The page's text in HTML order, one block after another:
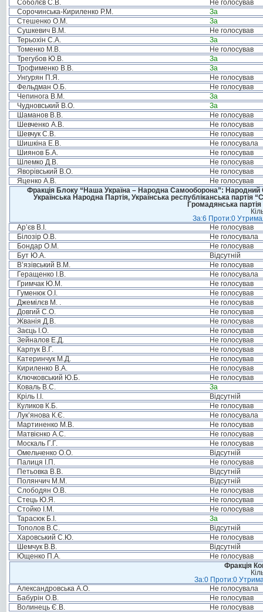
Соболєв С.В.
Не голосував
Сорочинська-Кириленко Р.М.
За
Стешенко О.М.
За
Сушкевич В.М.
Не голосував
Терьохін С.А.
За
Томенко М.В.
Не голосував
Трегубов Ю.В.
За
Трофименко В.В.
За
Унгурян П.Я.
Не голосував
Фельдман О.Б.
Не голосував
Чепинога В.М.
За
Чудновський В.О.
За
Шаманов В.В.
Не голосував
Шевченко А.В.
Не голосував
Шевчук С.В.
Не голосував
Шишкіна Е.В.
Не голосувала
Шиянов Б.А.
Не голосував
Шлемко Д.В.
Не голосував
Яворівський В.О.
Не голосував
Яценко А.В.
Не голосував
Фракція Блоку “Наша Україна – Народна Самооборона”: Народний
Українська Народна Партія, Українська республіканська
Громадянська
За:6 Проти:0
Ар’єв В.І.
Не голосував
Білозір О.В.
Не голосувала
Бондар О.М.
Не голосував
Бут Ю.А.
Відсутній
В’язівський В.М.
Не голосував
Геращенко І.В.
Не голосувала
Гримчак Ю.М.
Не голосував
Гуменюк О.І.
Не голосував
Джемілєв М. .
Не голосував
Довгий С.О.
Не голосував
Жванія Д.В.
Не голосував
Заєць І.О.
Не голосував
Зейналов Е.Д.
Не голосував
Карпук В.Г.
Не голосував
Катеринчук М.Д.
Не голосував
Кириленко В.А.
Не голосував
Ключковський Ю.Б.
Не голосував
Коваль В.С.
За
Кріль І.І.
Відсутній
Куликов К.Б.
Не голосував
Лук’янова К.Є.
Не голосувала
Мартиненко М.В.
Не голосував
Матвієнко А.С.
Не голосував
Москаль Г.Г.
Не голосував
Омельченко О.О.
Відсутній
Палиця І.П.
Не голосував
Петьовка В.В.
Відсутній
Полянчич М.М.
Відсутній
Слободян О.В.
Не голосував
Стець Ю.Я.
Не голосував
Стойко І.М.
Не голосував
Тарасюк Б.І.
За
Тополов В.С.
Відсутній
Харовський С.Ю.
Не голосував
Шемчук В.В.
Відсутній
Ющенко П.А.
Не голосував
Фракція
За:0 Проти:0
Александровська А.О.
Не голосувала
Бабурін О.В.
Не голосував
Волинець Є.В.
Не голосував